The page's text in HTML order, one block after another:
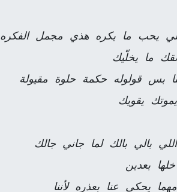
يحب ما يكره هذي مجمل الفكره
ما يخلّيك
بس قولوله حكمة حلوة مقيولة
يقويك
بالي بالك لما جاني جالك
بعدين
يحكي عنا بعذره لأننا